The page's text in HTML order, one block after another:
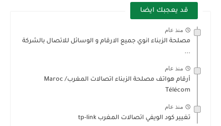
قد يعجبك ايضا
منذ عام
مصلحة الزبناء انوي جميع الارقام و الوسائل للاتصال بالشركة
...
منذ عام
أرقام هواتف مصلحة الزبناء اتصالات المغرب/ Maroc
Télécom
منذ عام
تغيير كود الويفي اتصالات المغرب tp-link